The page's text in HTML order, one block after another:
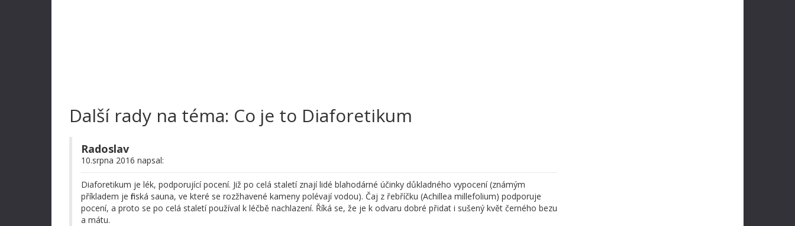
Další rady na téma: Co je to Diaforetikum
Radoslav
10.srpna 2016 napsal:
Diaforetikum je lék, podporující pocení. Již po celá staletí znají lidé blahodárné účinky důkladného vypocení (známým
příkladem je finská sauna, ve které se rozžhavené kameny polévají vodou). Čaj z řebříčku (Achillea millefolium) podporuje
pocení, a proto se po celá staletí používal k léčbě nachlazení. Říká se, že je k odvaru dobré přidat i sušený květ černého bezu
a mátu.